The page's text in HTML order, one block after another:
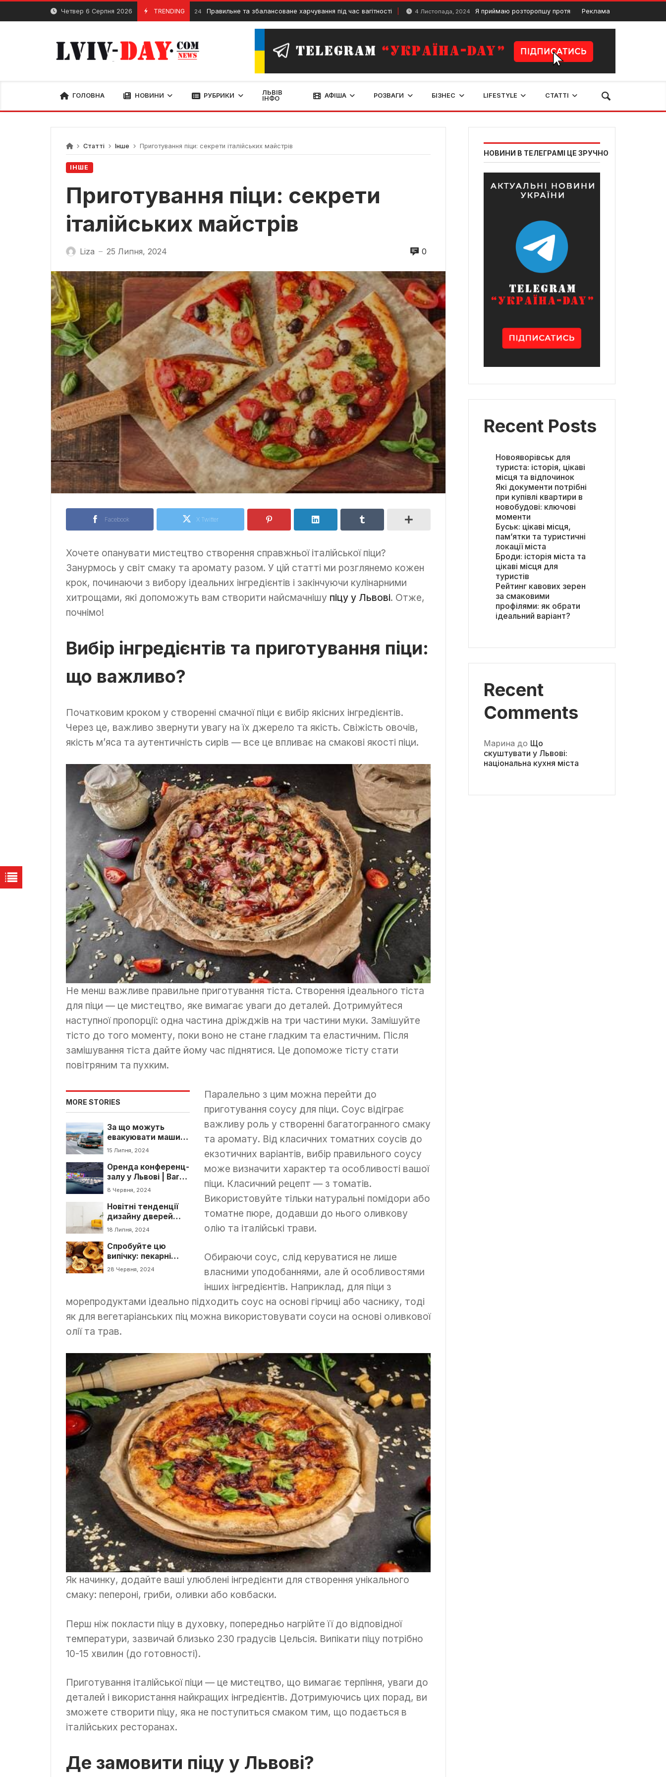
Skip
content
Четвер 6 Серпня 2026 TRENDING
20 Квітня, 2024 Правильне та збалансоване харчування під час вагітності 4 Листопада, 2024 Я приймаю розторопшу протягом місяця, і це змінило правила гри
Реклама
ГОЛОВНА НОВИНИ РУБРИКИ
ЛЬВІВ
ІНФО
АФІША РОЗВАГИ БІЗНЕС LIFESTYLE СТАТТІ
Статті Інше Приготування піци: секрети італійських майстрів
ІНШЕ
Приготування піци: секрети
італійських майстрів
Liza — 25 Липня, 2024 0
Facebook X Twitter
Хочете опанувати мистецтво створення справжньої італійської піци?
Занурмось у світ смаку та аромату разом. У цій статті ми розглянемо кожен
крок, починаючи з вибору ідеальних інгредієнтів і закінчуючи кулінарними
хитрощами, які допоможуть вам створити найсмачнішу піцу у Львові. Отже,
почнімо!
Вибір інгредієнтів та приготування піци:
що важливо?
Початковим кроком у створенні смачної піци є вибір якісних інгредієнтів.
Через це, важливо звернути увагу на їх джерело та якість. Свіжість овочів,
якість м’яса та аутентичність сирів — все це впливає на смакові якості піци.
Не менш важливе правильне приготування тіста. Створення ідеального тіста
для піци — це мистецтво, яке вимагає уваги до деталей. Дотримуйтеся
наступної пропорції: одна частина дріжджів на три частини муки. Замішуйте
тісто до того моменту, поки воно не стане гладким та еластичним. Після
замішування тіста дайте йому час піднятися. Це допоможе тісту стати
повітряним та пухким.
MORE STORIES
За що можуть
евакуювати машину
у Львові?
15 Липня, 2024
Оренда конференц-
залу у Львові | Barvy
Hall – ідеальний
проведення
корпоративних та
приватних подій
8 Червня, 2024
Новітні тенденції
дизайну дверей
для створення
інтер’єру
18 Липня, 2024
Спробуйте цю
випічку: пекарні
Львова в які
28 Червня, 2024
Паралельно з цим можна перейти до
приготування соусу для піци. Соус відіграє
важливу роль у створенні багатогранного смаку
та аромату. Від класичних томатних соусів до
екзотичних варіантів, вибір правильного соусу
може визначити характер та особливості вашої
піци. Класичний рецепт — з томатів.
Використовуйте тільки натуральні помідори або
томатне пюре, додавши до нього оливкову
олію та італійські трави.
Обираючи соус, слід керуватися не лише
власними уподобаннями, але й особливостями
інших інгредієнтів. Наприклад, для піци з
морепродуктами ідеально підходить соус на основі гірчиці або часнику, тоді
як для вегетаріанських піц можна використовувати соуси на основі оливкової
олії та трав.
Як начинку, додайте ваші улюблені інгредієнти для створення унікального
смаку: пепероні, гриби, оливки або ковбаски.
Перш ніж покласти піцу в духовку, попередньо нагрійте її до відповідної
температури, зазвичай близько 230 градусів Цельсія. Випікати піцу потрібно
10-15 хвилин (до готовності).
Приготування італійської піци — це мистецтво, що вимагає терпіння, уваги до
деталей і використання найкращих інгредієнтів. Дотримуючись цих порад, ви
зможете створити піцу, яка не поступиться смаком тим, що подається в
італійських ресторанах.
Де замовити піцу у Львові?
НОВИНИ В ТЕЛЕГРАМІ ЦЕ ЗРУЧНО
Recent Posts
Новояворівськ для
туриста: історія, цікаві
місця та відпочинок
Які документи потрібні
при купівлі квартири в
новобудові: ключові
моменти
Буськ: цікаві місця,
пам’ятки та туристичні
локації міста
Броди: історія міста та
цікаві місця для
туристів
Рейтинг кавових зерен
за смаковими
профілями: як обрати
ідеальний варіант?
Recent
Comments
Марина до Що
скуштувати у Львові:
національна кухня міста